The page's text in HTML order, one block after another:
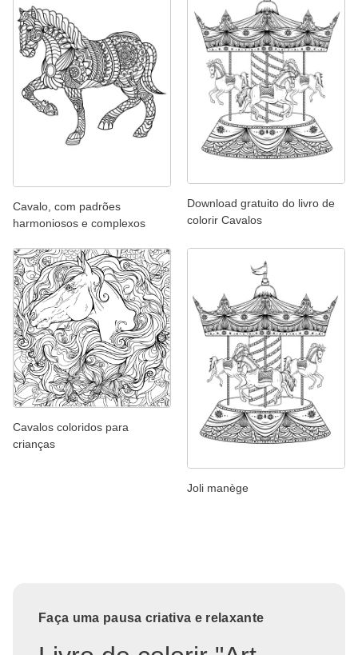
Cavalo, com padrões
harmoniosos e complexos
Download gratuito do livro de
colorir Cavalos
Cavalos coloridos para
crianças
Joli manège
Faça uma pausa criativa e relaxante